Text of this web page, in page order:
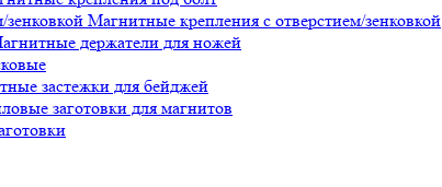
Магнитные крепления с отверстием/зенковкой
держатели для ножей
застежки для бейджей
заготовки для магнитов